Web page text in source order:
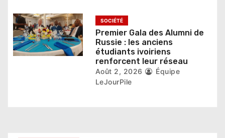
SOCIÉTÉ
Premier Gala des Alumni de
Russie : les anciens
étudiants ivoiriens
renforcent leur réseau
Août 2, 2026
Équipe
LeJourPile